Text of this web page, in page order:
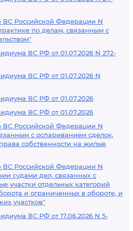
ВС Российской Федерации N
по делам, связанным с
ВС РФ от 01.07.2026 N 272-
ВС РФ от 01.07.2026 N
ВС РФ от 01.07.2026
ВС РФ от 01.07.2026
ВС Российской Федерации N
с оспариванием сделок,
собственности на жилые
ВС Российской Федерации N
судами дел, связанных с
участки отдельных категорий
и ограниченных в обороте, и
участков"
ВС РФ от 17.06.2026 N 5-